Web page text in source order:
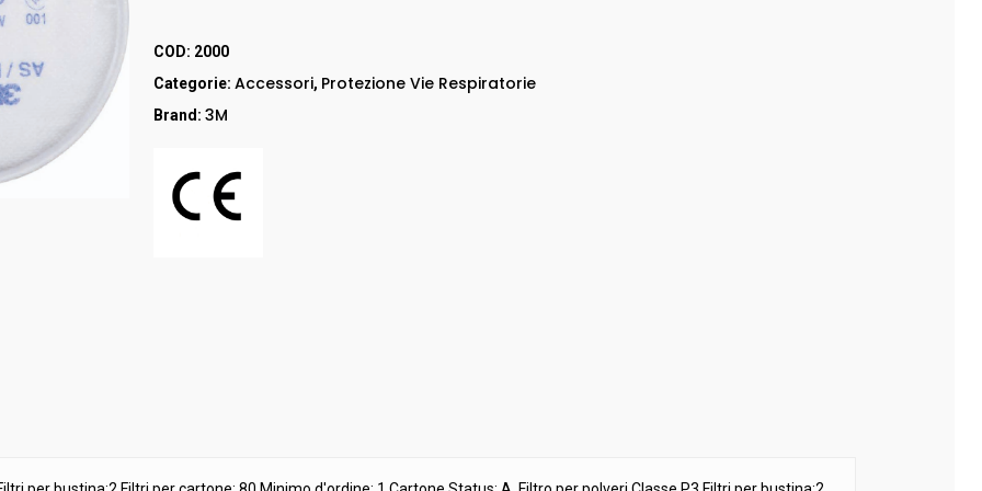
RED UP
LEI & LEI
STEP ONE
Stivali
RED LION
COD: 2000
Categorie: Accessori, Protezione Vie Respiratorie
Brand:3M